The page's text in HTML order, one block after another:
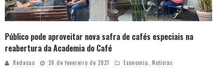
Público pode aproveitar nova safra de cafés especiais na
reabertura da Academia do Café
Redacao 26 de fevereiro de 2021 Economia, Notícias